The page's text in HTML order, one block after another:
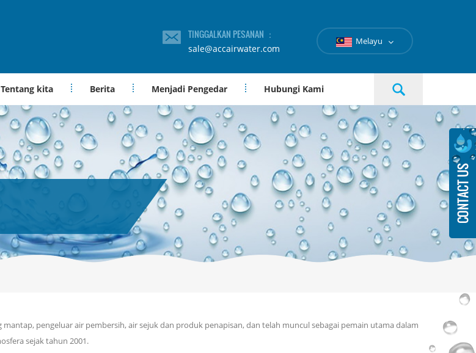
TINGGALKAN PESANAN ：
sale@accairwater.com
Melayu
Tentang kita Berita Menjadi Pengedar Hubungi Kami
mantap, pengeluar air pembersih, air sejuk dan produk penapisan, dan telah muncul sebagai pemain utama dalam
sejak tahun 2001.